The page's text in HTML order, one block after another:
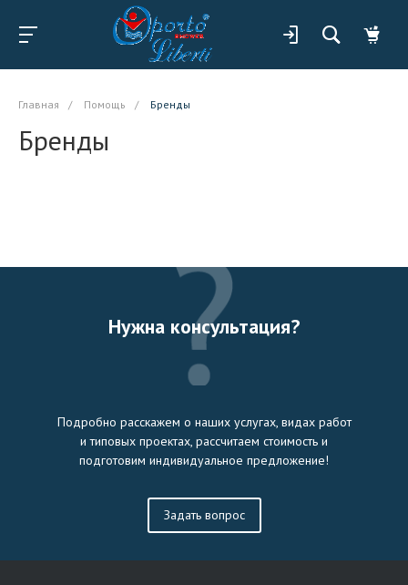
Главная / Помощь / Бренды
Бренды
Нужна консультация?
Подробно расскажем о наших услугах, видах работ
и типовых проектах, рассчитаем стоимость и
подготовим индивидуальное предложение!
Задать вопрос